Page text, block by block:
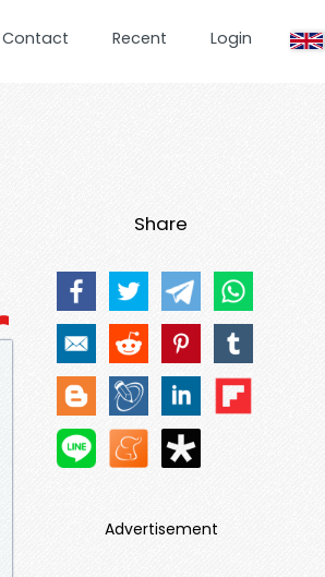
Contact Recent Login
Share
Advertisement